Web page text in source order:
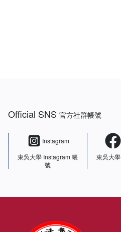
Official SNS 官方社群帳號
Instagram
東吳大學 Instagram 帳
號
東吳大學